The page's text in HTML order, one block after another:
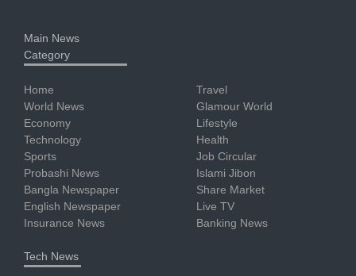
Main News
Category
Home
World News
Economy
Technology
Sports
Probashi News
Bangla Newspaper
English Newspaper
Insurance News
Travel
Glamour World
Lifestyle
Health
Job Circular
Islami Jibon
Share Market
Live TV
Banking News
Tech News